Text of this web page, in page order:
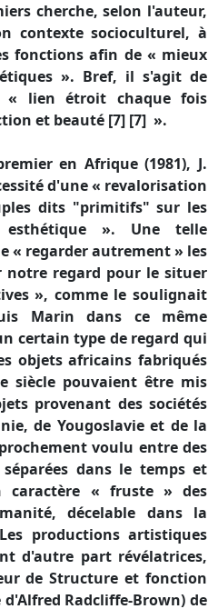
cherche, selon l'auteur,
contexte socioculturel, à
fonctions afin de « mieux
». Bref, il s'agit de
« lien étroit chaque fois
et beauté [7] [7] ».
en Afrique (1981), J.
d'une « revalorisation
dits "primitifs" sur les
». Une telle
« regarder autrement » les
notre regard pour le situer
», comme le soulignait
Marin dans ce même
certain type de regard qui
objets africains fabriqués
siècle pouvaient être mis
provenant des sociétés
de Yougoslavie et de la
voulu entre des
dans le temps et
caractère « fruste » des
décelable dans la
productions artistiques
d'autre part révélatrices,
de Structure et fonction
Radcliffe-Brown) de